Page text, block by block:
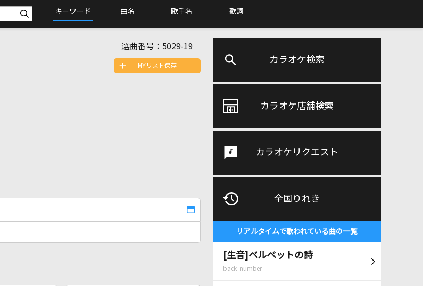
キーワード 曲名 歌手名 歌詞
カラオケ検索
カラオケ店舗検索
カラオケリクエスト
全国りれき
リアルタイムで歌われている曲の一覧
[生音]ベルベットの詩
back number
選曲番号： 5029-19
MYリスト保存